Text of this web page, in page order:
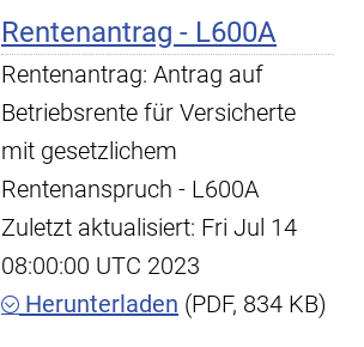
Rentenantrag - L600A
Rentenantrag: Antrag auf
Betriebsrente für Versicherte
mit gesetzlichem
Rentenanspruch - L600A
Zuletzt aktualisiert: Fri Jul 14
08:00:00 UTC 2023
Herunterladen (PDF, 834 KB)